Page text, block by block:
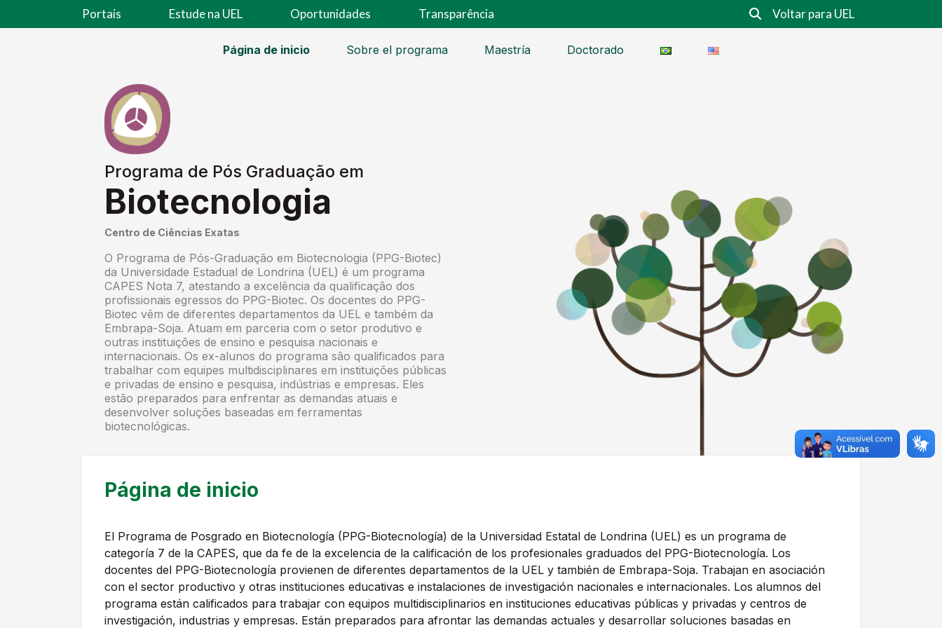
Portais Estude na UEL Oportunidades Transparência Voltar para UEL
Página de inicio Sobre el programa Maestría Doctorado
Programa de Pós Graduação em
Biotecnologia
Centro de Ciências Exatas
O Programa de Pós-Graduação em Biotecnologia (PPG-Biotec)
da Universidade Estadual de Londrina (UEL) é um programa
CAPES Nota 7, atestando a excelência da qualificação dos
profissionais egressos do PPG-Biotec. Os docentes do PPG-
Biotec vêm de diferentes departamentos da UEL e também da
Embrapa-Soja. Atuam em parceria com o setor produtivo e
outras instituições de ensino e pesquisa nacionais e
internacionais. Os ex-alunos do programa são qualificados para
trabalhar com equipes multidisciplinares em instituições públicas
e privadas de ensino e pesquisa, indústrias e empresas. Eles
estão preparados para enfrentar as demandas atuais e
desenvolver soluções baseadas em ferramentas
biotecnológicas.
Página de inicio
El Programa de Posgrado en Biotecnología (PPG-Biotecnología) de la Universidad Estatal de Londrina (UEL) es un programa de
categoría 7 de la CAPES, que da fe de la excelencia de la calificación de los profesionales graduados del PPG-Biotecnología. Los
docentes del PPG-Biotecnología provienen de diferentes departamentos de la UEL y también de Embrapa-Soja. Trabajan en asociación
con el sector productivo y otras instituciones educativas e instalaciones de investigación nacionales e internacionales. Los alumnos del
programa están calificados para trabajar con equipos multidisciplinarios en instituciones educativas públicas y privadas y centros de
investigación, industrias y empresas. Están preparados para afrontar las demandas actuales y desarrollar soluciones basadas en